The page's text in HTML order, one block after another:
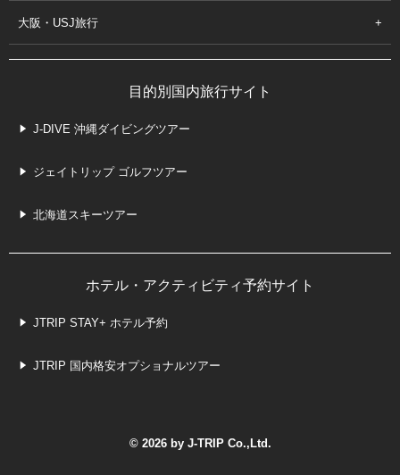
大阪・USJ旅行
目的別国内旅行サイト
J-DIVE 沖縄ダイビングツアー
ジェイトリップ ゴルフツアー
北海道スキーツアー
ホテル・アクティビティ予約サイト
JTRIP STAY+ ホテル予約
JTRIP 国内格安オプショナルツアー
© 2026 by J-TRIP Co.,Ltd.